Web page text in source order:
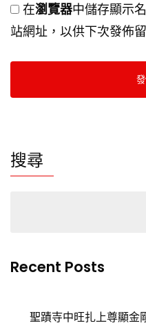
在瀏覽器中儲存顯示
站網址，以供下次發佈
搜尋
Recent Posts
聖蹟寺中旺扎上尊顯金